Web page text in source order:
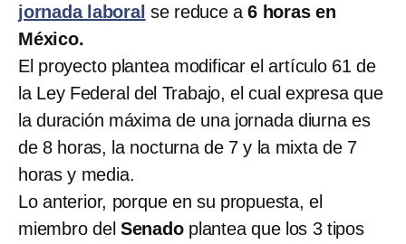
jornada laboral se reduce a6 horas en
México.
El proyecto plantea modificar el artículo 61 de
la Ley Federal del Trabajo, el cual expresa que
la duración máxima de una jornada diurna es
de 8 horas, la nocturna de 7 y la mixta de 7
horas y media.
Lo anterior, porque en su propuesta, el
miembro del Senadoplantea que los 3 tipos